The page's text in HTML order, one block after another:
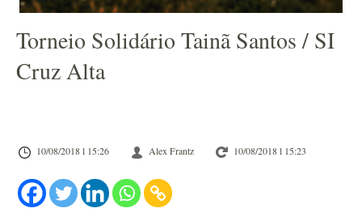
Torneio Solidário Tainã Santos / SI
Cruz Alta
10/08/2018 l 15:26 Alex Frantz 10/08/2018 l 15:23